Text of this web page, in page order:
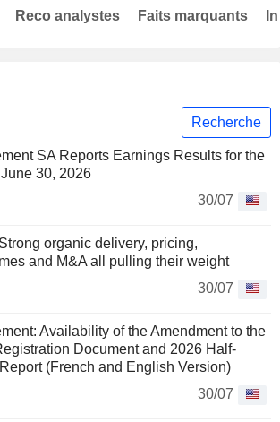
Recherche
SA Reports Earnings Results for the
30, 2026
30/07
organic delivery, pricing,
and M&A all pulling their weight
30/07
Availability of the Amendment to the
Document and 2026 Half-
(French and English Version)
30/07
Reco analystes Faits marquants